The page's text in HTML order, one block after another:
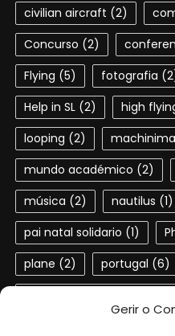
Gerir o
civilian aircraft (2)
Concurso (2)
Flying (5) fotografia
Help in SL(2) high
looping (2) machinima
mundo académico (2)
música (2) nautilus (1)
pai natal solidario (1)
plane (2) portugal (6)